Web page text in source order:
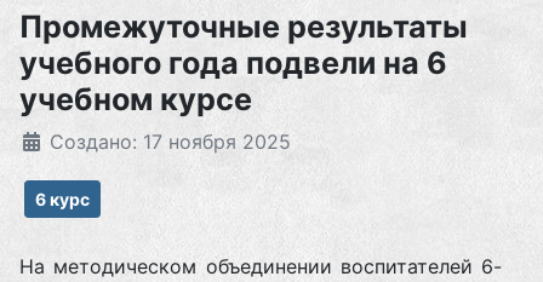
Промежуточные результаты
учебного года подвели на 6
учебном курсе
Создано: 17 ноября 2025
6 курс
На методическом объединении воспитателей 6-